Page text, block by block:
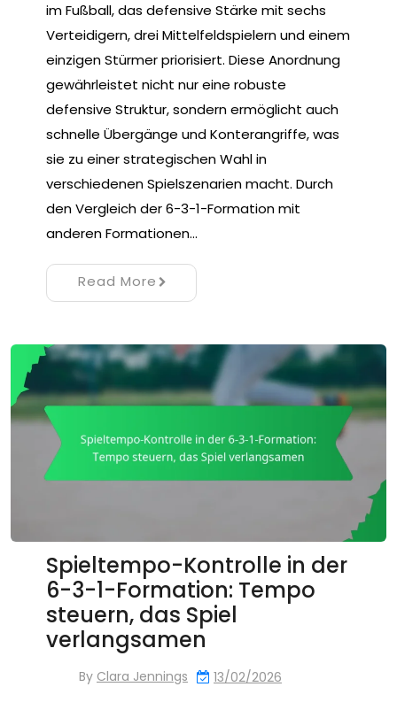
im Fußball, das defensive Stärke mit sechs
Verteidigern, drei Mittelfeldspielern und einem
einzigen Stürmer priorisiert. Diese Anordnung
gewährleistet nicht nur eine robuste
defensive Struktur, sondern ermöglicht auch
schnelle Übergänge und Konterangriffe, was
sie zu einer strategischen Wahl in
verschiedenen Spielszenarien macht. Durch
den Vergleich der 6-3-1-Formation mit
anderen Formationen…
Read More
Spieltempo-Kontrolle in der
6-3-1-Formation: Tempo
steuern, das Spiel
verlangsamen
By Clara Jennings 13/02/2026